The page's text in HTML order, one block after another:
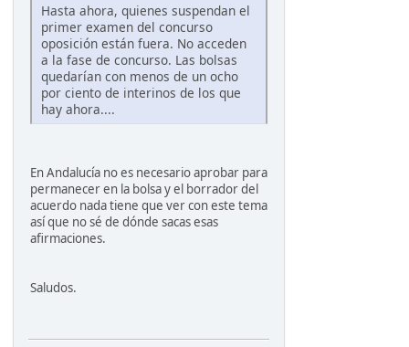
Hasta ahora, quienes suspendan el
primer examen del concurso
oposición están fuera. No acceden
a la fase de concurso. Las bolsas
quedarían con menos de un ocho
por ciento de interinos de los que
hay ahora....
En Andalucía no es necesario aprobar para
permanecer en la bolsa y el borrador del
acuerdo nada tiene que ver con este tema
así que no sé de dónde sacas esas
afirmaciones.
Saludos.